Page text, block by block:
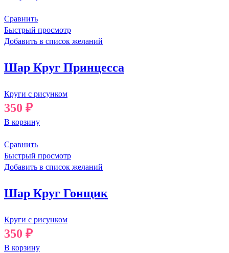
Сравнить
Быстрый просмотр
Добавить в список желаний
Шар Круг Принцесса
Круги с рисунком
350 ₽
В корзину
Сравнить
Быстрый просмотр
Добавить в список желаний
Шар Круг Гонщик
Круги с рисунком
350 ₽
В корзину